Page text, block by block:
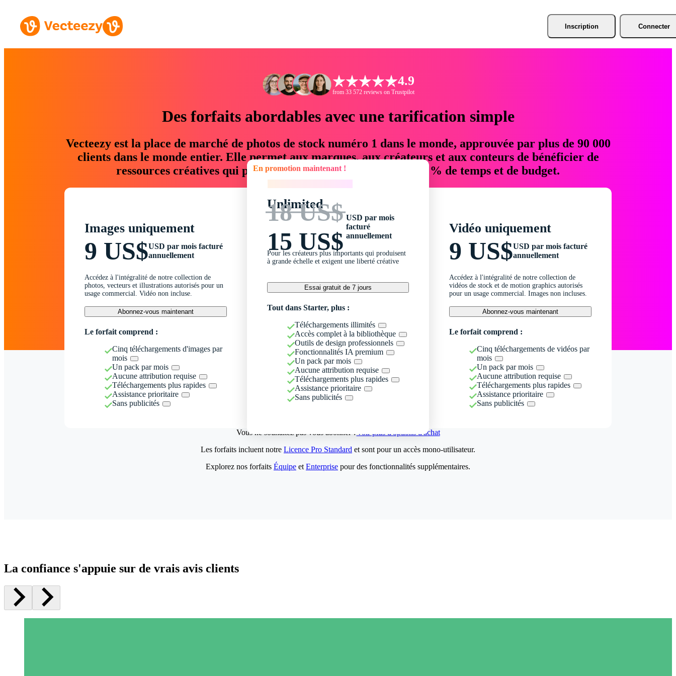
Inscription Connecter
4.9
from 33 572 reviews on Trustpilot
Des forfaits abordables avec une tarification simple
Vecteezy est la place de marché de photos de stock numéro 1 dans le monde, approuvée par plus de 90 000
clients dans le monde entier. Elle permet aux marques, aux créateurs et aux conteurs de bénéficier de
ressources créatives qui permettent d'économiser jusqu'à 76 % de temps et de budget.
Images uniquement
9 US$USD par mois facturé
annuellement
Accédez à l'intégralité de notre collection de
photos, vecteurs et illustrations autorisés pour un
usage commercial. Vidéo non incluse.
Abonnez-vous maintenant
Le forfait comprend :
Cinq téléchargements d'images par
mois
Un pack par mois
Aucune attribution requise
Téléchargements plus rapides
Assistance prioritaire
Sans publicités
En promotion maintenant !
Unlimited
18 US$
15 US$
USD par mois
facturé
annuellement
Pour les créateurs plus importants qui produisent
à grande échelle et exigent une liberté créative
Essai gratuit de 7 jours
Tout dans Starter, plus :
Téléchargements illimités
Accès complet à la bibliothèque
Outils de design professionnels
Fonctionnalités IA premium
Un pack par mois
Aucune attribution requise
Téléchargements plus rapides
Assistance prioritaire
Sans publicités
Vidéo uniquement
9 US$USD par mois facturé
annuellement
Accédez à l'intégralité de notre collection de
vidéos de stock et de motion graphics autorisés
pour un usage commercial. Images non incluses.
Abonnez-vous maintenant
Le forfait comprend :
Cinq téléchargements de vidéos par
mois
Un pack par mois
Aucune attribution requise
Téléchargements plus rapides
Assistance prioritaire
Sans publicités
Vous ne souhaitez pas vous abonner ?Voir plus d'options d'achat
Les forfaits incluent notre Licence Pro Standard et sont pour un accès mono-utilisateur.
Explorez nos forfaits Équipe et Enterprise pour des fonctionnalités supplémentaires.
La confiance s'appuie sur de vrais avis clients